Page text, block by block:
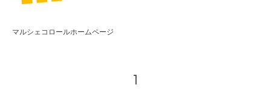
マルシェコロールホームページ
1